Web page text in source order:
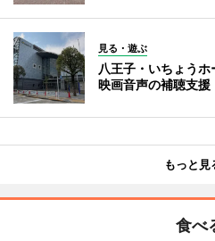
見る・遊ぶ
八王子・いちょう
映画音声の補聴支援
もっと見
食べ